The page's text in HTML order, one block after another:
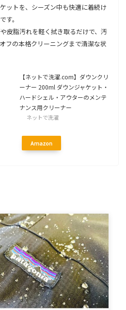
ットを、シーズン中も快適に着続け
す。
皮脂汚れを軽く拭き取るだけで、汚
フの本格クリーニングまで清潔な状
【ネットで洗濯.com】ダウンクリ
ーナー 200ml ダウンジャケット・
ハードシェル・アウターのメンテ
ナンス用クリーナー
ネットで洗濯
Amazon